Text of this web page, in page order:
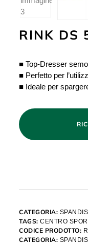
RINK DS
■ Top-Dresser
■ Perfetto per
■ Ideale per
CATEGORIA:
TAGS: CENTRO
CODICE PRODOTTO:
CATEGORIA: